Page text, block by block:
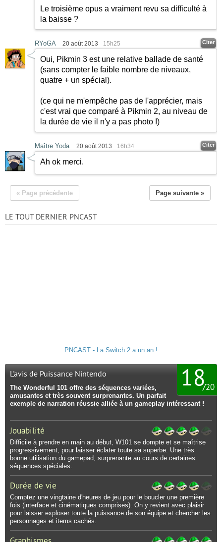
Le troisième opus a vraiment revu sa difficulté à
la baisse ?
RYoGA 20 août 2013 15h25 Citer
Oui, Pikmin 3 est une relative ballade de santé
(sans compter le faible nombre de niveaux,
quatre + un spécial).
(ce qui ne m'empêche pas de l'apprécier, mais
c'est vrai que comparé à Pikmin 2, au niveau de
la durée de vie il n'y a pas photo !)
Maître Yoda 20 août 2013 16h34 Citer
Ah ok merci.
« Page précédente Page suivante »
LE TOUT DERNIER PNCAST
PNCAST - La Switch 2 a un an !
18
/20
L'avis de Puissance Nintendo
The Wonderful 101 offre des séquences variées,
amusantes et très souvent surprenantes. Un parfait
exemple de narration réussie alliée à un gameplay intéressant !
Jouabilité
Difficile à prendre en main au début, W101 se dompte et se maîtrise
progressivement, pour laisser éclater toute sa superbe. Une très
bonne utilisation du gamepad, surprenante au cours de certaines
séquences spéciales.
Durée de vie
Comptez une vingtaine d'heures de jeu pour le boucler une première
fois (interface et cinématiques comprises). On y revient avec plaisir
pour laisser exploser toute la puissance de son équipe et chercher les
personnages et items cachés.